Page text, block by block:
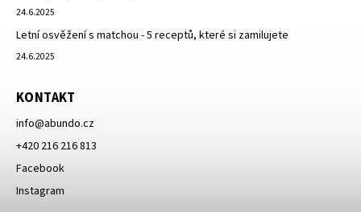
24.6.2025
Letní osvěžení s matchou - 5 receptů, které si zamilujete
24.6.2025
KONTAKT
info@abundo.cz
+420 216 216 813
Facebook
Instagram